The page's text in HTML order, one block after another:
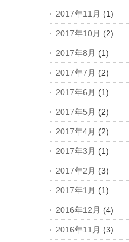
2017年11月 (1)
2017年10月 (2)
2017年8月 (1)
2017年7月 (2)
2017年6月 (1)
2017年5月 (2)
2017年4月 (2)
2017年3月 (1)
2017年2月 (3)
2017年1月 (1)
2016年12月 (4)
2016年11月 (3)